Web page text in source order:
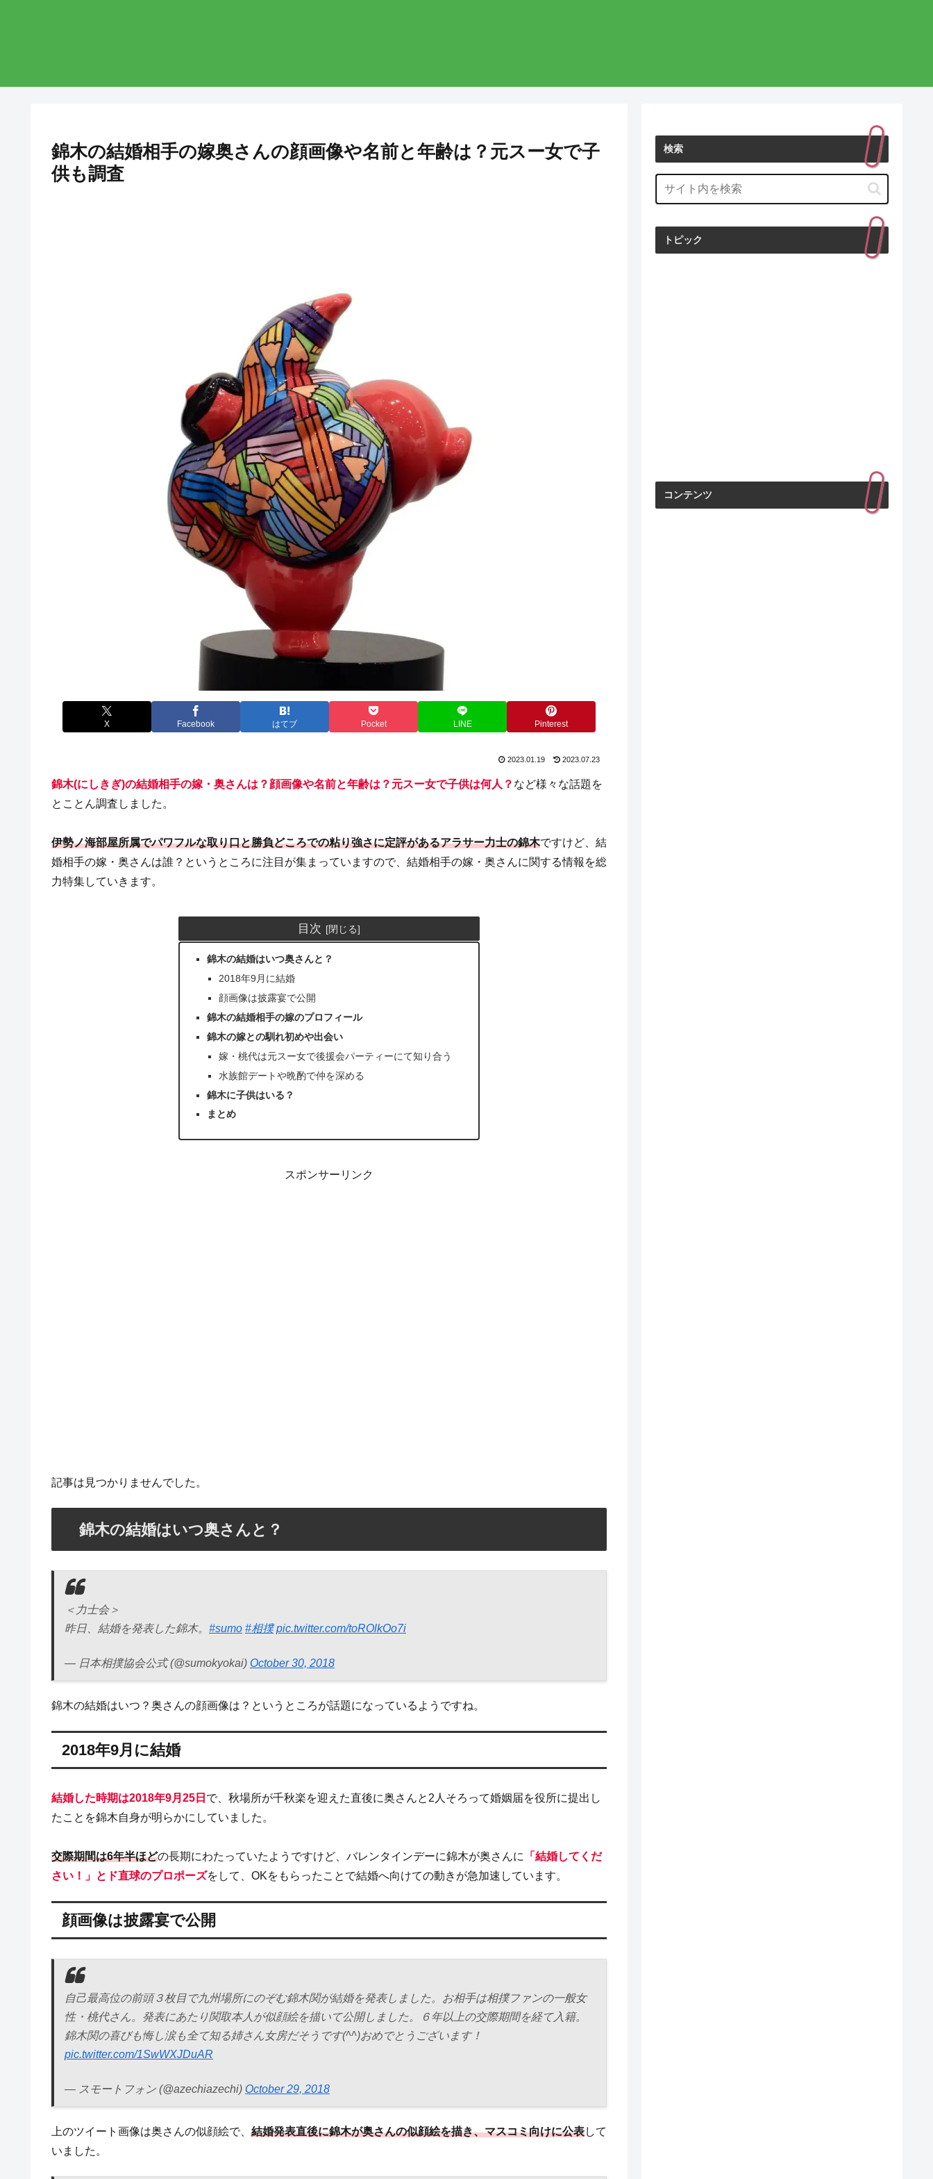
錦木の結婚相手の嫁奥さんの顔画像や名前と年齢は？元スー女で子
供も調査
X Facebook はてブ Pocket LINE Pinterest
2023.01.19 2023.07.23
錦木(にしきぎ)の結婚相手の嫁・奥さんは？顔画像や名前と年齢は？元スー女で子供は何人？ など様々な話題を
とことん調査しました。
伊勢ノ海部屋所属でパワフルな取り口と勝負どころでの粘り強さに定評があるアラサー力士の錦木ですけど、結
婚相手の嫁・奥さんは誰？というところに注目が集まっていますので、結婚相手の嫁・奥さんに関する情報を総
力特集していきます。
目次
錦木の結婚はいつ奥さんと？
2018年9月に結婚
顔画像は披露宴で公開
錦木の結婚相手の嫁のプロフィール
錦木の嫁との馴れ初めや出会い
嫁・桃代は元スー女で後援会パーティーにて知り合う
水族館デートや晩酌で仲を深める
錦木に子供はいる？
まとめ
スポンサーリンク
記事は見つかりませんでした。
錦木の結婚はいつ奥さんと？
＜力士会＞
昨日、結婚を発表した錦木。 #sumo #相撲 pic.twitter.com/toROlkOo7i
— 日本相撲協会公式 (@sumokyokai) October 30, 2018
錦木の結婚はいつ？奥さんの顔画像は？というところが話題になっているようですね。
2018年9月に結婚
結婚した時期は2018年9月25日 で、秋場所が千秋楽を迎えた直後に奥さんと2人そろって婚姻届を役所に提出し
たことを錦木自身が明らかにしていました。
交際期間は6年半ほどの長期にわたっていたようですけど、バレンタインデーに錦木が奥さんに
「結婚してくだ
さい！」とド直球のプロポーズをして、OKをもらったことで結婚へ向けての動きが急加速しています。
顔画像は披露宴で公開
自己最高位の前頭３枚目で九州場所にのぞむ錦木関が結婚を発表しました。お相手は相撲ファンの一般女
性・桃代さん。発表にあたり関取本人が似顔絵を描いて公開しました。６年以上の交際期間を経て入籍。
錦木関の喜びも悔し涙も全て知る姉さん女房だそうです(^^)おめでとうございます！
pic.twitter.com/1SwWXJDuAR
— スモートフォン (@azechiazechi) October 29, 2018
上のツイート画像は奥さんの似顔絵で、 結婚発表直後に錦木が奥さんの似顔絵を描き、マスコミ向けに公表して
いました。
検索
トピック
コンテンツ